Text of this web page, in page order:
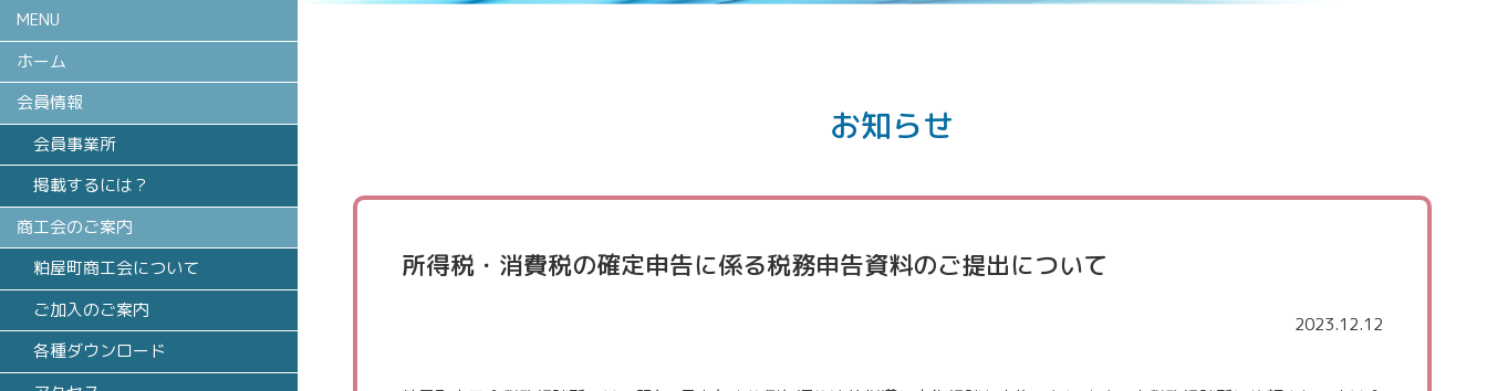
MENU
ホーム
会員情報
会員事業所
掲載するには？
商工会のご案内
粕屋町商工会について
ご加入のご案内
各種ダウンロード
お知らせ
所得税・消費税の確定申告に係る税務申告資料のご提出について
2023.12.12